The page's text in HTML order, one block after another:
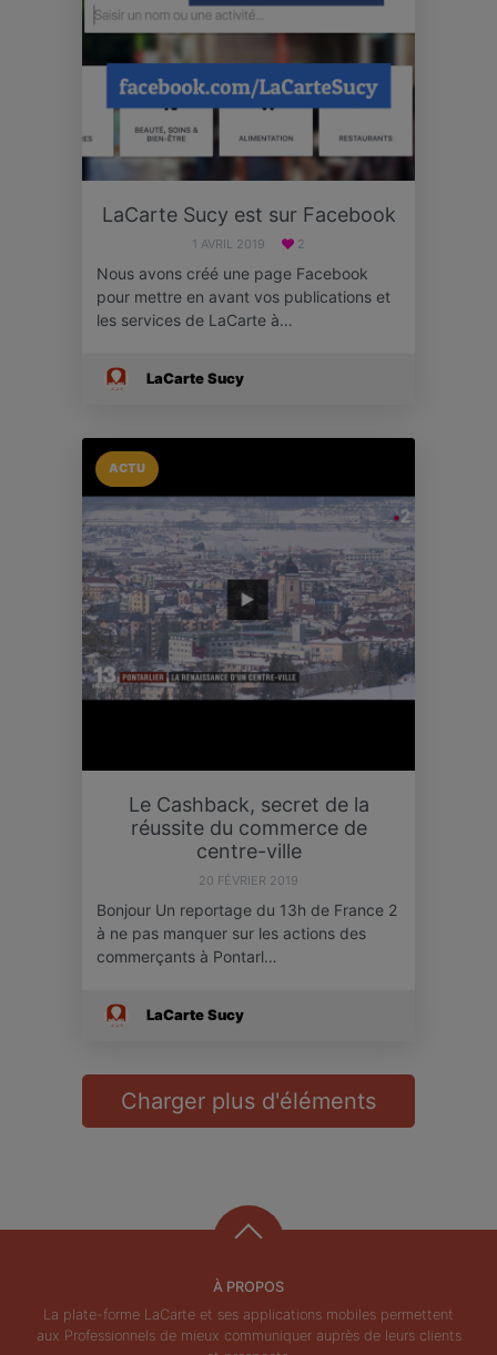
LaCarte Sucy est sur Facebook
1 AVRIL 2019 2
Nous avons créé une page Facebook
pour mettre en avant vos publications et
les services de LaCarte à…
LaCarte Sucy
ACTU
Le Cashback, secret de la
réussite du commerce de
centre-ville
20 FÉVRIER 2019
Bonjour Un reportage du 13h de France 2
à ne pas manquer sur les actions des
commerçants à Pontarl…
LaCarte Sucy
Charger plus d'éléments
À PROPOS
La plate-forme LaCarte et ses applications mobiles permettent
aux Professionnels de mieux communiquer auprès de leurs clients